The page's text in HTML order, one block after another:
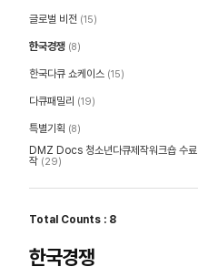
글로벌 비전 (15)
한국경쟁 (8)
한국다큐 쇼케이스 (15)
다큐패밀리 (19)
특별기획 (8)
DMZ Docs 청소년다큐제작워크숍 수료
작 (29)
Total Counts : 8
한국경쟁